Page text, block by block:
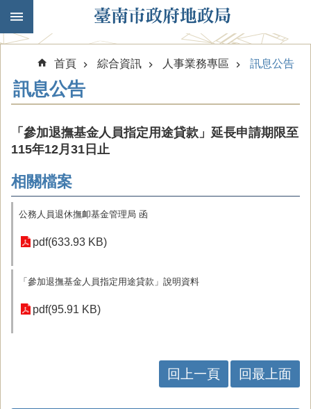
跳到主要內容區塊
首頁 綜合資訊 人事業務專區 訊息公告
訊息公告
「參加退撫基金人員指定用途貸款」延長申請期限至
115年12月31日止
相關檔案
公務人員退休撫卹基金管理局 函
pdf(633.93 KB)
「參加退撫基金人員指定用途貸款」說明資料
pdf(95.91 KB)
回上一頁 回最上面